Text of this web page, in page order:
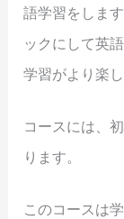
語学習をしま
ックにして英
学習がより楽
コースには、
ります。
このコースは